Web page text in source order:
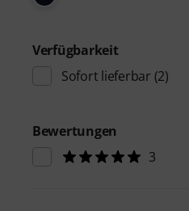
Verfügbarkeit
Sofort lieferbar (2)
Bewertungen
3